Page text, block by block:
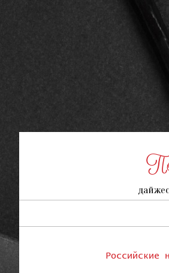
Российские